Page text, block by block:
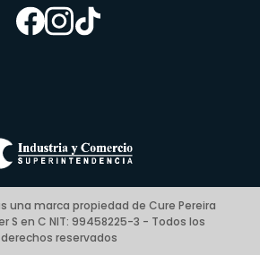
Cómo comprar
Nuestras tiendas
y condiciones
Frecuentes Place to Pay
de privacidad
Blog
Enfermería
una marca propiedad de Cure Pereira
S en C NIT: 99458225-3 - Todos los
derechos reservados